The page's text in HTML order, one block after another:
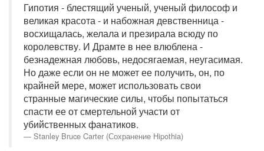
Гипотия - блестящий ученый, ученый философ и
великая красота - и набожная девственница -
восхищалась, желала и презирала всюду по
королевству. И Драмте в нее влюблена -
безнадежная любовь, недосягаемая, неугасимая.
Но даже если он не может ее получить, он, по
крайней мере, может использовать свои
странные магические силы, чтобы попытаться
спасти ее от смертельной участи от
убийственных фанатиков.
Stanley Bruce Carter (Сохранение Hipothia)